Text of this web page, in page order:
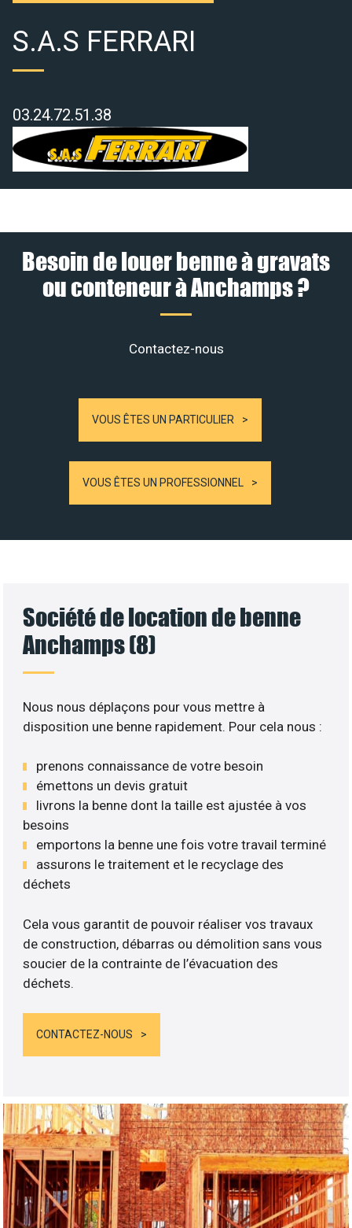
S.A.S FERRARI
03.24.72.51.38
Besoin de louer benne à gravats
ou conteneur à Anchamps ?
Contactez-nous
VOUS ÊTES UN PARTICULIER
VOUS ÊTES UN PROFESSIONNEL
Société de location de benne
Anchamps (8)
Nous nous déplaçons pour vous mettre à
disposition une benne rapidement. Pour cela nous :
prenons connaissance de votre besoin
émettons un devis gratuit
livrons la benne dont la taille est ajustée à vos
besoins
emportons la benne une fois votre travail terminé
assurons le traitement et le recyclage des
déchets
Cela vous garantit de pouvoir réaliser vos travaux
de construction, débarras ou démolition sans vous
soucier de la contrainte de l’évacuation des
déchets.
CONTACTEZ-NOUS